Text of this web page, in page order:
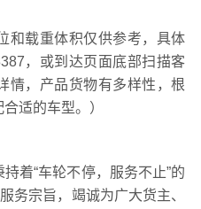
和载重体积仅供参考，具体
，或到达页面底部扫描客
情，产品货物有多样性，根
适的车型。）
着“车轮不停，服务不止”的
务宗旨，竭诚为广大货主、